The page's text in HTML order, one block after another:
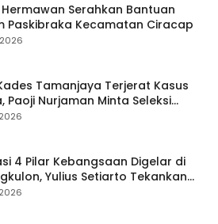
Serahkan Bantuan
Paskibraka Kecamatan Ciracap
Tamanjaya Terjerat Kasus
Paoji Nurjaman Minta Seleksi
Diperketat
4 Pilar Kebangsaan Digelar di
Yulius Setiarto Tekankan
Persatuan